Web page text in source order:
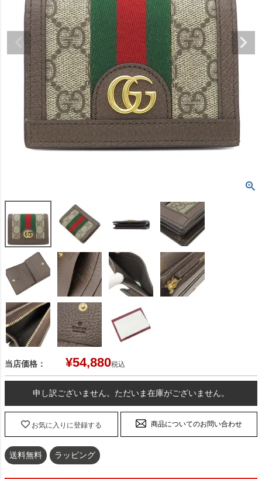
当店価格： ¥54,880税込
申し訳ございません。ただいま在庫がございません。
お気に入りに登録する 商品についてのお問い合わせ
送料無料 ラッピング